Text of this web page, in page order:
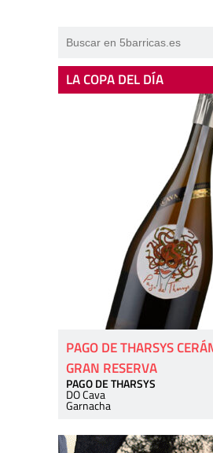
LA COPA DEL DÍA
PAGO DE THARSYS
GRAN RESERVA
PAGO DE THARSYS
DO Cava
Garnacha